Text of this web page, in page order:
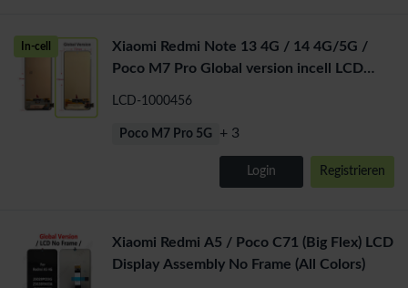
In-cell
Xiaomi Redmi Note 13 4G / 14 4G/5G /
Poco M7 Pro Global version incell LCD
LCD-1000456
Poco M7 Pro 5G + 3
Login Registrieren
Xiaomi Redmi A5 / Poco C71 (Big Flex) LCD
Display Assembly No Frame (All Colors)